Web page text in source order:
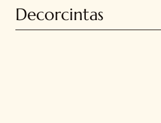
Decorcintas